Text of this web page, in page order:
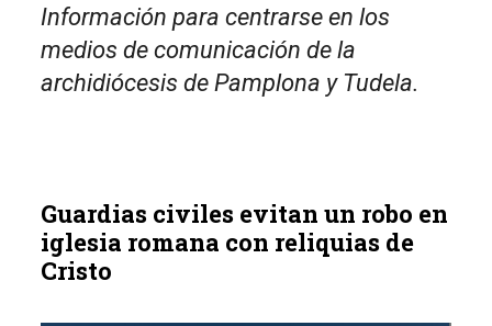
Información para centrarse en los
medios de comunicación de la
archidiócesis de Pamplona y Tudela.
Guardias civiles evitan un robo en
iglesia romana con reliquias de
Cristo